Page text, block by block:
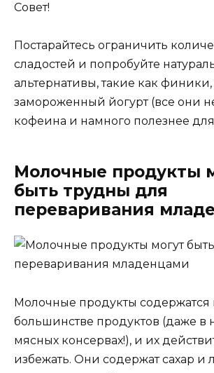
Совет!
Постарайтесь ограничить
сладостей и попробуйте
альтернативы, такие как
замороженный йогурт (все они
кофеина и намного полезнее
Молочные продукты
быть трудны для
переваривания
Молочные продукты содержатся
большинстве продуктов (даже в
мясных консервах!), и их
избежать. Они содержат сахар и